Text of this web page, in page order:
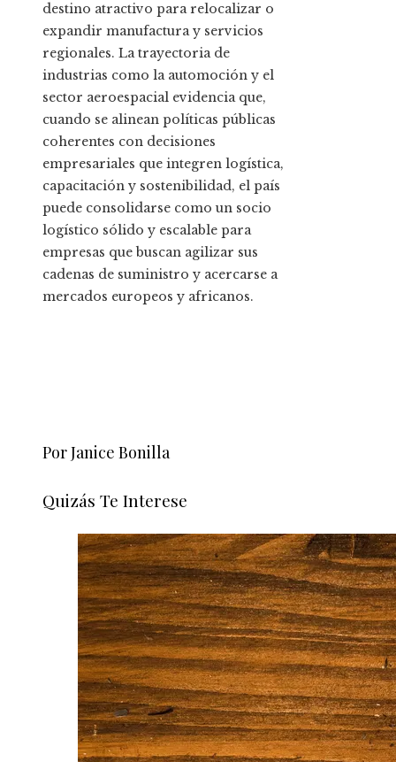
destino atractivo para relocalizar o
expandir manufactura y servicios
regionales. La trayectoria de
industrias como la automoción y el
sector aeroespacial evidencia que,
cuando se alinean políticas públicas
coherentes con decisiones
empresariales que integren logística,
capacitación y sostenibilidad, el país
puede consolidarse como un socio
logístico sólido y escalable para
empresas que buscan agilizar sus
cadenas de suministro y acercarse a
mercados europeos y africanos.
Por Janice Bonilla
Quizás Te Interese